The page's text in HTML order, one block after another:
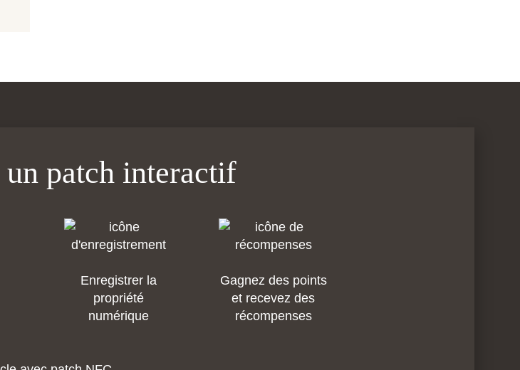
patch interactif
Enregistrer la
propriété
numérique
Gagnez des points
et recevez des
récompenses